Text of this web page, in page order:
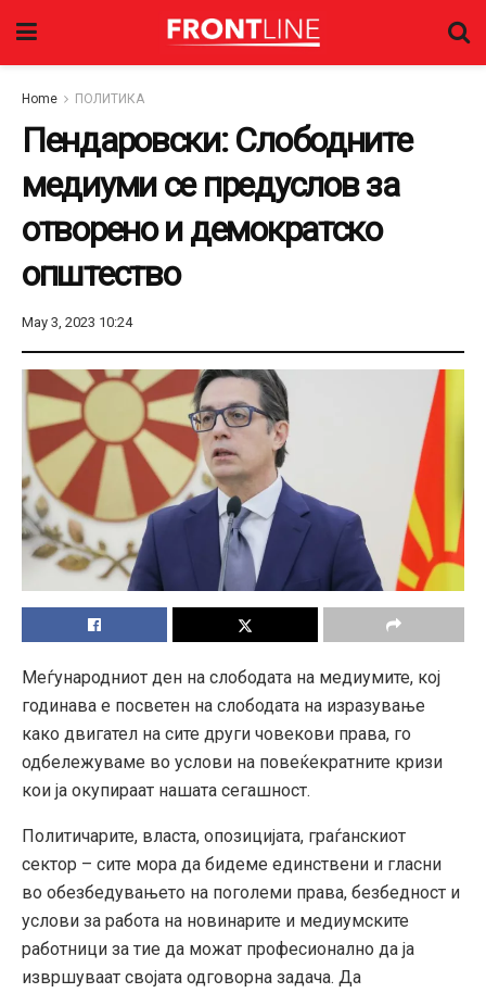
Home ПОЛИТИКА
Пендаровски: Слободните
медиуми се предуслов за
отворено и демократско
општество
May 3, 2023 10:24
Меѓународниот ден на слободата на медиумите, кој
годинава е посветен на слободата на изразување
како двигател на сите други човекови права, го
одбележуваме во услови на повеќекратните кризи
кои ја окупираат нашата сегашност.
Политичарите, власта, опозицијата, граѓанскиот
сектор – сите мора да бидеме единствени и гласни
во обезбедувањето на поголеми права, безбедност и
услови за работа на новинарите и медиумските
работници за тие да можат професионално да ја
извршуваат својата одговорна задача. Да